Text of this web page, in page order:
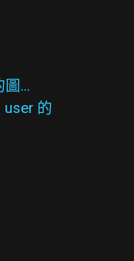
...
user 的